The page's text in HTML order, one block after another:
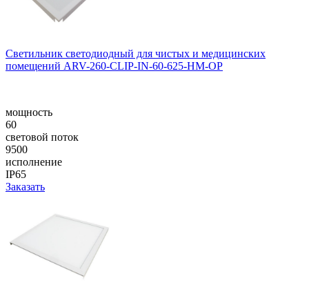
Светильник светодиодный для чистых и медицинских
помещений ARV-260-CLIP-IN-60-625-HM-OP
мощность
60
световой поток
9500
исполнение
IP65
Заказать